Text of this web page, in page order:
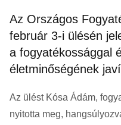
Az Országos
február 3-i ülésén
a fogyatékossággal
életminőségének
Az ülést Kósa Ádám,
nyitotta meg,